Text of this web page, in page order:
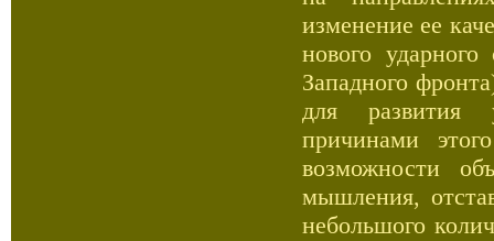
изменение ее
нового
Западного
для развития
причинами
возможности
мышления,
небольшого